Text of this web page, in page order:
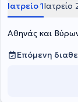
Ιατρείο 1Ιατρείο
Αθηνάς και
Επόμενη